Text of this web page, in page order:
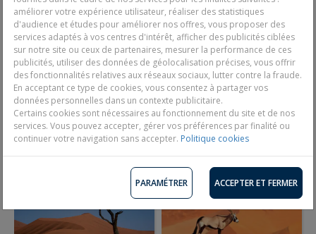
Afrique du Sud, Windhoek
17 jours / 15 nuits - Selon programme
Dès7 657€
Découvrir
Dès2 507€
Découvrir
améliorer votre expérience utilisateur, réaliser des statistiques
d'audience et études pour améliorer nos offres, vous proposer des
services adaptés à vos centres d'intérêt, afficher des publicités ciblées
sur notre site ou ceux de partenaires, mesurer la performance de ces
publicités, utiliser des données de géolocalisation précises, vous offrir
des fonctionnalités relatives aux réseaux sociaux, lutter contre la fraude.
En acceptant ce type de cookies, vous consentez à partager vos
données personnelles dans un contexte publicitaire.
Certains cookies sont nécessaires au fonctionnement du site et de nos
services. Vous pouvez accepter, gérer vos préférences par finalité ou
continuer votre navigation sans accepter. Politique cookies
PARAMÉTRER ACCEPTER ET FERMER